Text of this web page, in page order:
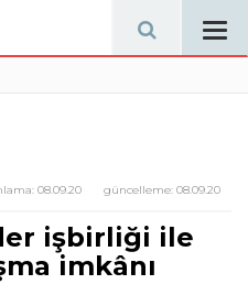
güncelleme: 08.09.20
08.09.20
işbirliği ile
imkânı